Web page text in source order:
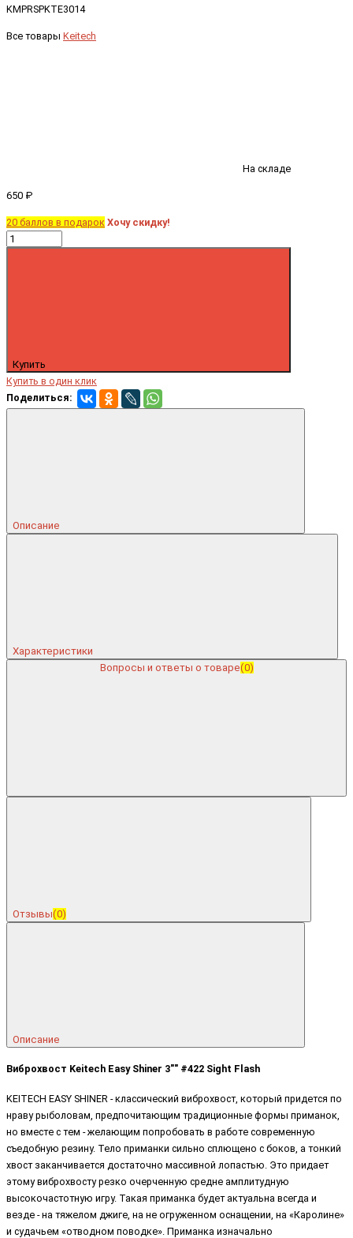
KMPRSPKTE3014
Все товары Keitech
На складе
650 ₽
20 баллов в подарок Хочу скидку!
Купить
Купить в один клик
Поделиться:
Описание
Характеристики
Вопросы и ответы о товаре(0)
Отзывы(0)
Описание
Виброхвост Keitech Easy Shiner 3"" #422 Sight Flash
KEITECH EASY SHINER - классический виброхвост, который придется по
нраву рыболовам, предпочитающим традиционные формы приманок,
но вместе с тем - желающим попробовать в работе современную
съедобную резину. Тело приманки сильно сплющено с боков, а тонкий
хвост заканчивается достаточно массивной лопастью. Это придает
этому виброхвосту резко очерченную средне амплитудную
высокочастотную игру. Такая приманка будет актуальна всегда и
везде - на тяжелом джиге, на не огруженном оснащении, на «Каролине»
и судачьем «отводном поводке». Приманка изначально